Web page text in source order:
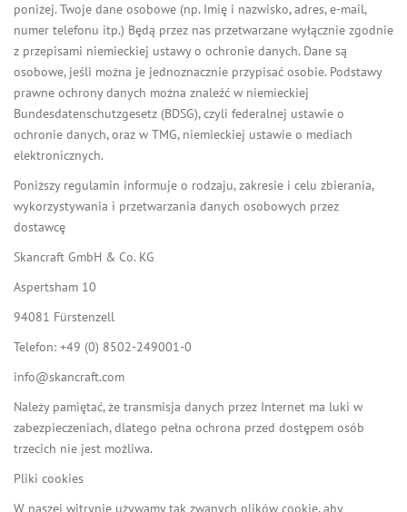
poniżej. Twoje dane osobowe (np. Imię i nazwisko, adres, e-mail,
numer telefonu itp.) Będą przez nas przetwarzane wyłącznie zgodnie
z przepisami niemieckiej ustawy o ochronie danych. Dane są
osobowe, jeśli można je jednoznacznie przypisać osobie. Podstawy
prawne ochrony danych można znaleźć w niemieckiej
Bundesdatenschutzgesetz (BDSG), czyli federalnej ustawie o
ochronie danych, oraz w TMG, niemieckiej ustawie o mediach
elektronicznych.
Poniższy regulamin informuje o rodzaju, zakresie i celu zbierania,
wykorzystywania i przetwarzania danych osobowych przez
dostawcę
Skancraft GmbH & Co. KG
Aspertsham 10
94081 Fürstenzell
Telefon: +49 (0) 8502-249001-0
info@skancraft.com
Należy pamiętać, że transmisja danych przez Internet ma luki w
zabezpieczeniach, dlatego pełna ochrona przed dostępem osób
trzecich nie jest możliwa.
Pliki cookies
W naszej witrynie używamy tak zwanych plików cookie, aby